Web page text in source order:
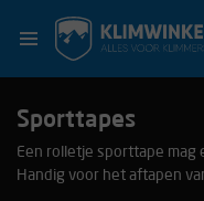
Sporttapes
Een rolletje sporttape mag
Handig voor het aftapen